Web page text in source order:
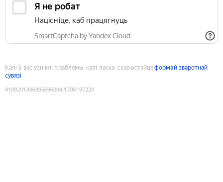
Я не робат
Націсніце, каб працягнуць
SmartCaptcha by Yandex Cloud
Калі ў вас узніклі праблемы, калі ласка, скарыстайцеформай зваротнай
сувязі
9189201896395696094:1786197220